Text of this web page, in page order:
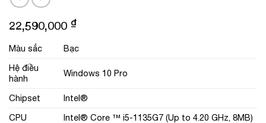
22,590,000 ₫
Màu sắc
Bạc
Hệ điều
hành
Windows 10 Pro
Chipset
Intel®
CPU
Intel® Core ™ i5-1135G7 (Up to 4.20 GHz, 8MB)